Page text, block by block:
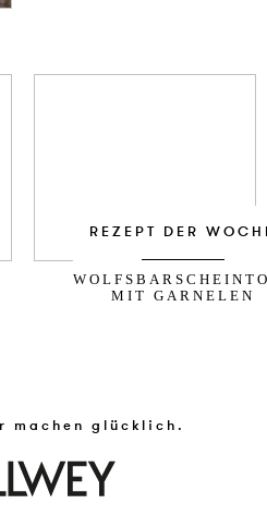
REZEPT DER
MIT GARNELEN
machen glücklich.